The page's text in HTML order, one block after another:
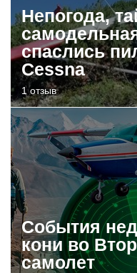
Непогода,
спаслись
Cessna
1 отзыв
События
кони во
самолет